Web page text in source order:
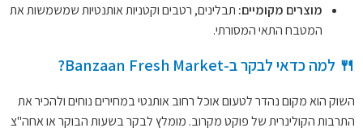
מוצרים מקומיים: תבלינים, רטבים וקטניות אותנטיות שמשמשות את
המטבח התאי המסורתי.
🍴 למה כדאי לבקר ב-Banzaan Fresh Market?
השוק הוא מקום נהדר לטעום אוכל רחוב אותנטי במחירים נוחים ולהכיר את
התרבות הקולינרית של פוקט מקרוב. מומלץ לבקר בשעות הבוקר או אחה"צ